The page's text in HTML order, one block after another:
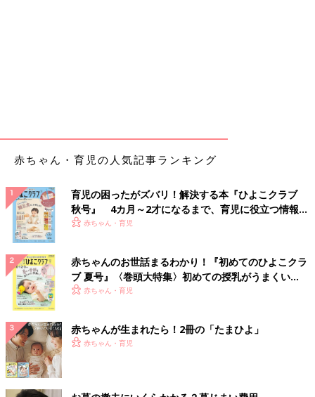
赤ちゃん・育児の人気記事ランキング
育児の困ったがズバリ！解決する本『ひよこクラブ
秋号』 4カ月～2才になるまで、育児に役立つ情報が
いっぱい！
赤ちゃん・育児
赤ちゃんのお世話まるわかり！『初めてのひよこクラ
ブ 夏号』〈巻頭大特集〉初めての授乳がうまくい
く！ おっぱい・ミルクの基本と夏のトラブル 解決テ
赤ちゃん・育児
赤ちゃんが生まれたら！2冊の「たまひよ」
赤ちゃん・育児